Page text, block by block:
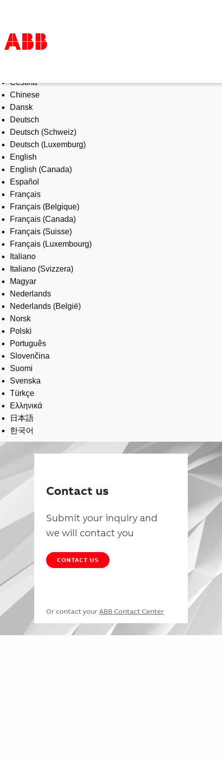
Products & Solutions
Industries
Services
About us
Where to buy
Contact us
Careers
Čeština
Chinese
Dansk
Deutsch
Deutsch (Schweiz)
Deutsch (Luxemburg)
English
English (Canada)
Español
Français
Français (Belgique)
Français (Canada)
Français (Suisse)
Français (Luxembourg)
Italiano
Italiano (Svizzera)
Magyar
Nederlands
Nederlands (België)
Norsk
Polski
Português
Slovenčina
Suomi
Svenska
Türkçe
Ελληνικά
日本語
한국어
Contact us
Submit your inquiry and
we will contact you
CONTACT US
Or contact your ABB Contact Center